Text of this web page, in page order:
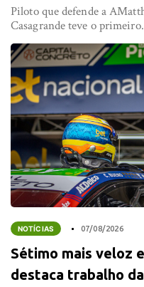
Piloto que defende a
Casagrande teve o
NOTÍCIAS 07/08/2026
Sétimo mais veloz
destaca trabalho